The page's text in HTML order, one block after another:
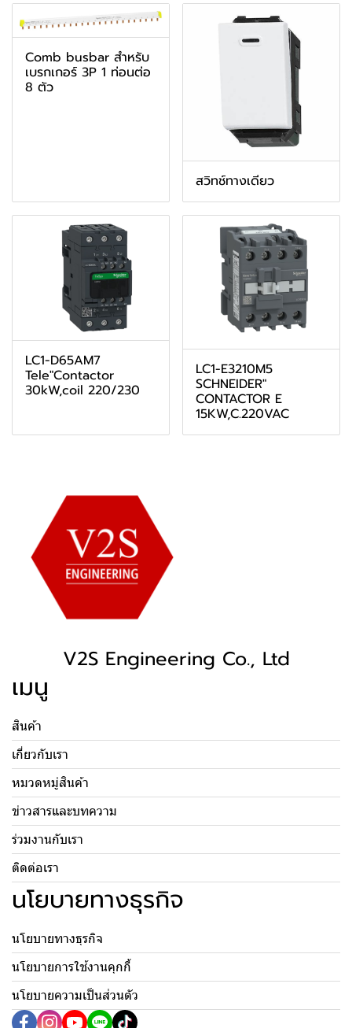
Comb busbar สำหรับ
เบรกเกอร์ 3P 1 ท่อนต่อ
8 ตัว
สวิทช์ทางเดียว
LC1-D65AM7
Tele"Contactor
30kW,coil 220/230
LC1-E3210M5
SCHNEIDER"
CONTACTOR E
15KW,C.220VAC
V2S Engineering Co., Ltd
เมนู
สินค้า
เกี่ยวกับเรา
หมวดหมู่สินค้า
ข่าวสารและบทความ
ร่วมงานกับเรา
ติดต่อเรา
นโยบายทางธุรกิจ
นโยบายทางธุรกิจ
นโยบายการใช้งานคุกกี้
นโยบายความเป็นส่วนตัว